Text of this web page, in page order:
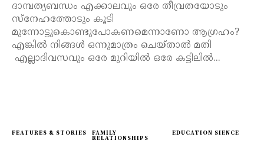
ദാമ്പത്യബന്ധം എക്കാലവും ഒരേ തീവ്രതയോടും
സ്നേഹത്തോടും കൂടി
മുന്നോട്ടുകൊണ്ടുപോകണമെന്നാണോ ആഗ്രഹം?
എങ്കിൽ നിങ്ങൾ ഒന്നുമാത്രം ചെയ്താൽ മതി
എല്ലാദിവസവും ഒരേ മുറിയിൽ ഒരേ കട്ടിലിൽ...
FEATURES & STORIES FAMILY
RELATIONSHIPS
EDUCATION SIENCE